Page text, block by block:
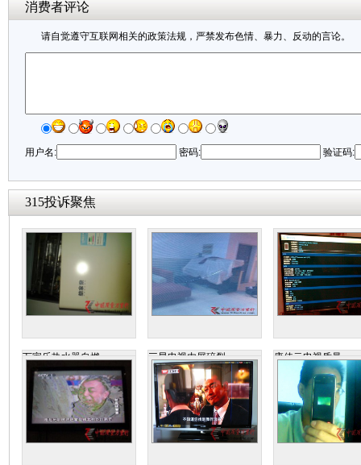
消费者评论
请自觉遵守互联网相关的政策法规，严禁发布色情、暴力、反动的言论。
用户名: 密码: 验证码:
315投诉聚焦
万家乐热水器自燃 三星电视内屏碎裂 康佳云电视质量